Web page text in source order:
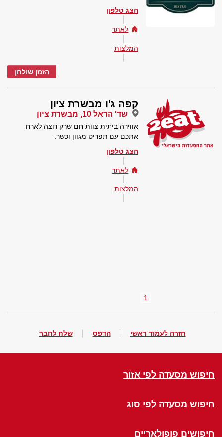
הצג טלפון
לאתר
המלצות
הזמן שולחן
קפה ג'ו מבשרת ציון
שד' הראל 10, מבשרת ציון
אווירה ביתית צוות חם שרק רוצה לארח
אתכם עם תפריט מגוון וכשר.
הצג טלפון
לאתר
המלצות
1
חזרה לעמוד ראשי הדפס שלח לחבר
חיפוש מסעדה לפי אזור
חיפוש מסעדה לפי סוג
חיפושים פופולאריים